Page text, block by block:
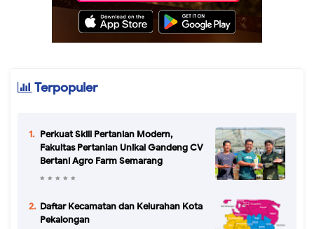
Terpopuler
Perkuat Skill Pertanian Modern,
Fakultas Pertanian Unikal Gandeng CV
Bertani Agro Farm Semarang
Daftar Kecamatan dan Kelurahan Kota
Pekalongan